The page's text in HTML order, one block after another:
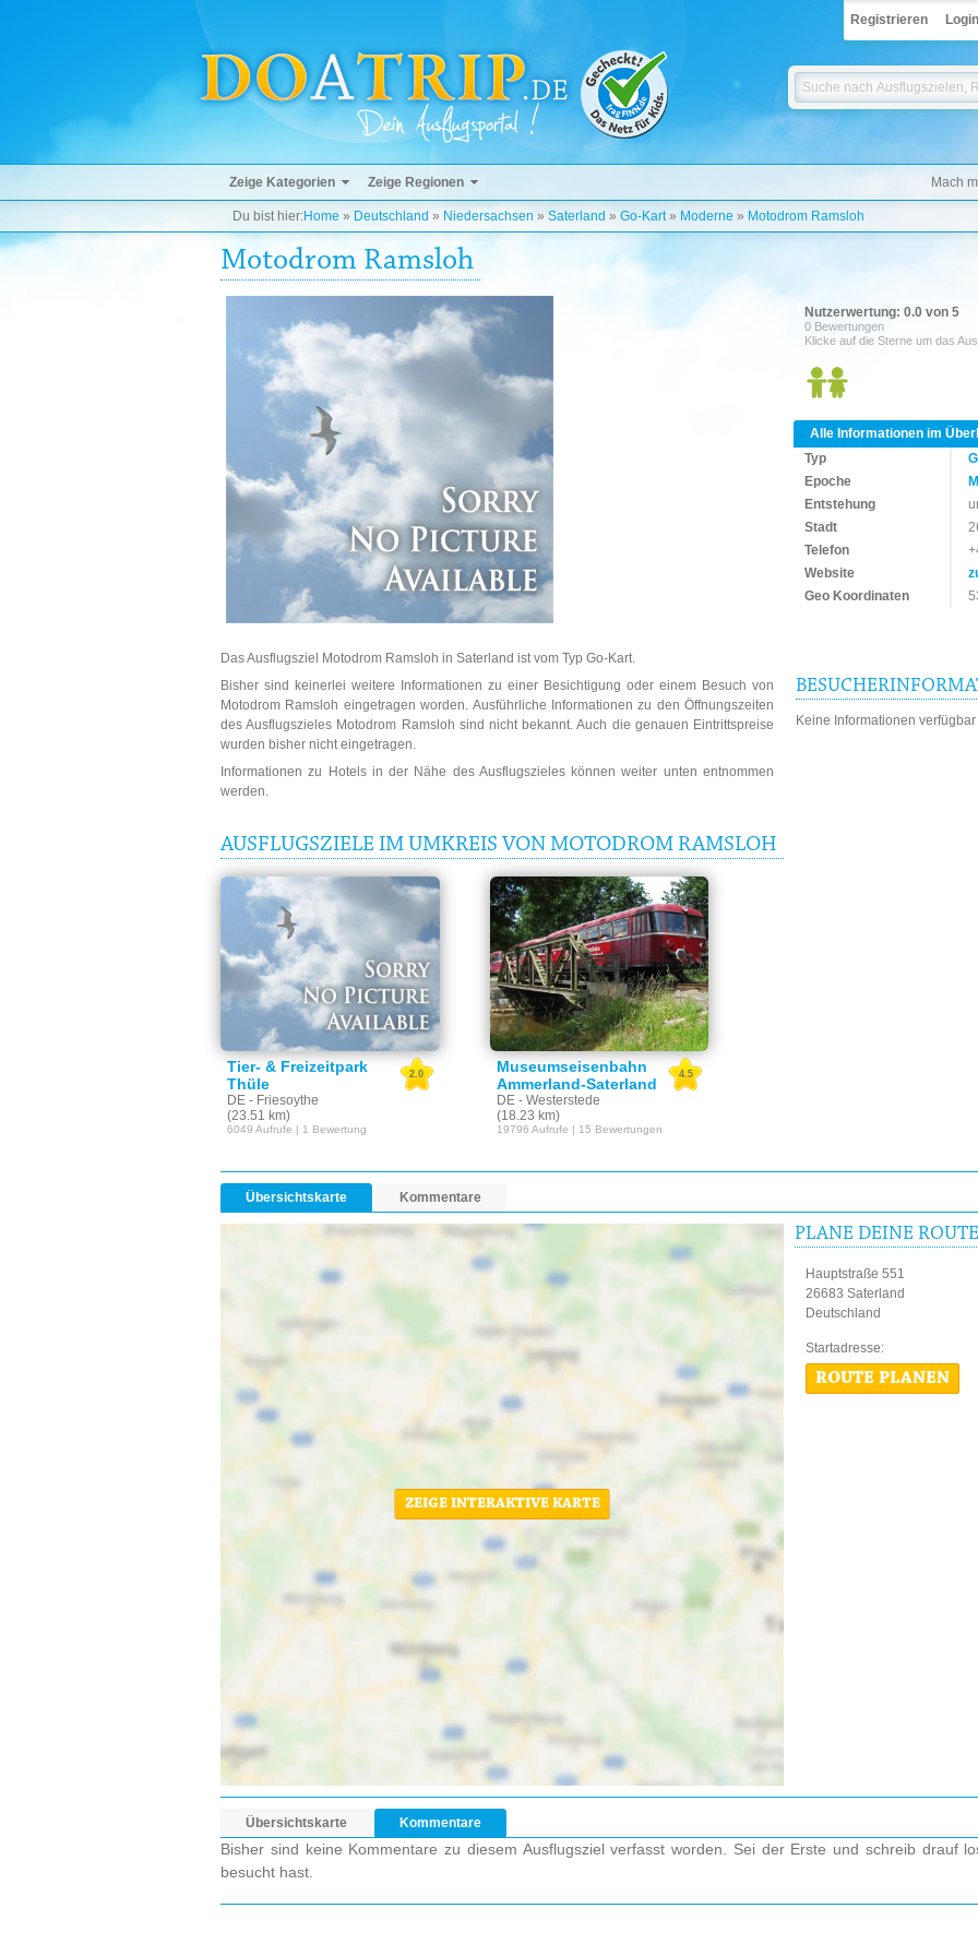
Registrieren Login
Zeige Kategorien Zeige Regionen Mach
Du bist hier:Home » Deutschland » Niedersachsen » Saterland » Go-Kart» Moderne » Motodrom Ramsloh
Motodrom Ramsloh
Nutzerwertung: 0.0 von 5
0 Bewertungen
Klicke auf die Sterne um das
Alle Informationen im
Typ
Epoche
Entstehung
Stadt
Telefon
Website
Geo Koordinaten
Das Ausflugsziel Motodrom Ramsloh in Saterland ist vom Typ Go-Kart.
Bisher sind keinerlei weitere Informationen zu einer Besichtigung oder einem Besuch von
Motodrom Ramsloh eingetragen worden. Ausführliche Informationen zu den Öffnungszeiten
des Ausflugszieles Motodrom Ramsloh sind nicht bekannt. Auch die genauen Eintrittspreise
wurden bisher nicht eingetragen.
Informationen zu Hotels in der Nähe des Ausflugszieles können weiter unten entnommen
werden.
Keine Informationen verfügbar
AUSFLUGSZIELE IM UMKREIS VON MOTODROM RAMSLOH
Tier- & Freizeitpark
Thüle
DE - Friesoythe
(23.51 km)
2.0
6049 Aufrufe | 1 Bewertung
Museumseisenbahn
Ammerland-Saterland
DE - Westerstede
(18.23 km)
4.5
19796 Aufrufe | 15 Bewertungen
Übersichtskarte Kommentare
ZEIGE INTERAKTIVE KARTE
PLANE DEINE ROUTE
Hauptstraße 551
26683 Saterland
Deutschland
ROUTE PLANEN
Übersichtskarte Kommentare
Bisher sind keine Kommentare zu diesem Ausflugsziel verfasst worden. Sei der Erste und schreib drauf
besucht hast.